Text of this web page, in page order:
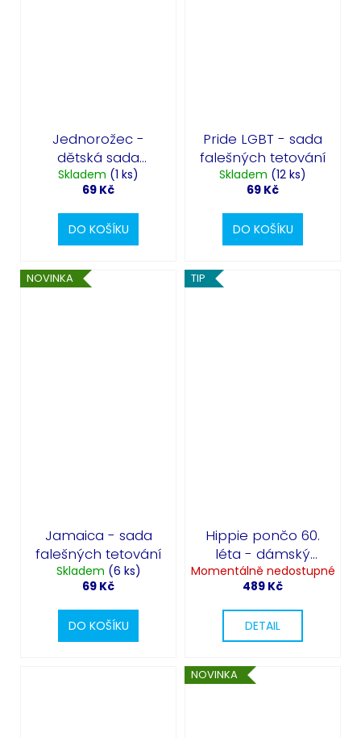
Jednorožec -
dětská sada
falešných tetování
Skladem (1 ks)
69 Kč
DO KOŠÍKU
Pride LGBT - sada
falešných tetování
Skladem (12 ks)
69 Kč
DO KOŠÍKU
NOVINKA
Jamaica - sada
falešných tetování
Skladem (6 ks)
69 Kč
DO KOŠÍKU
TIP
Hippie pončo 60.
léta - dámský
retro kostým
Momentálně nedostupné
489 Kč
DETAIL
NOVINKA